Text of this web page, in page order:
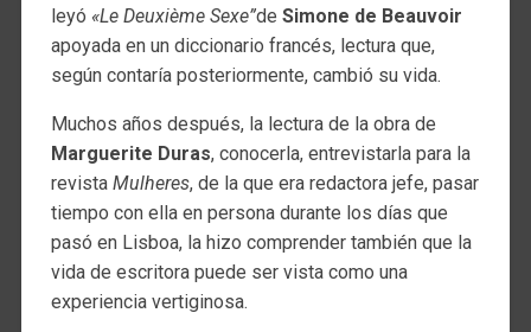
leyó «Le Deuxième Sexe”de Simone de Beauvoir
apoyada en un diccionario francés, lectura que,
según contaría posteriormente, cambió su vida.
Muchos años después, la lectura de la obra de
Marguerite Duras, conocerla, entrevistarla para la
revista Mulheres, de la que era redactora jefe, pasar
tiempo con ella en persona durante los días que
pasó en Lisboa, la hizo comprender también que la
vida de escritora puede ser vista como una
experiencia vertiginosa.